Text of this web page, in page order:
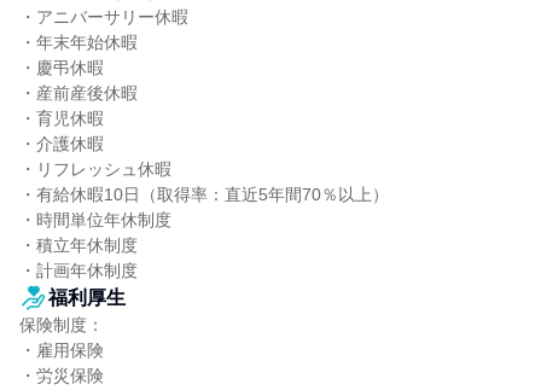
・アニバーサリー休暇
・年末年始休暇
・慶弔休暇
・産前産後休暇
・育児休暇
・介護休暇
・リフレッシュ休暇
・有給休暇10日（取得率：直近5年間70％以上）
・時間単位年休制度
・積立年休制度
・計画年休制度
福利厚生
保険制度：
・雇用保険
・労災保険